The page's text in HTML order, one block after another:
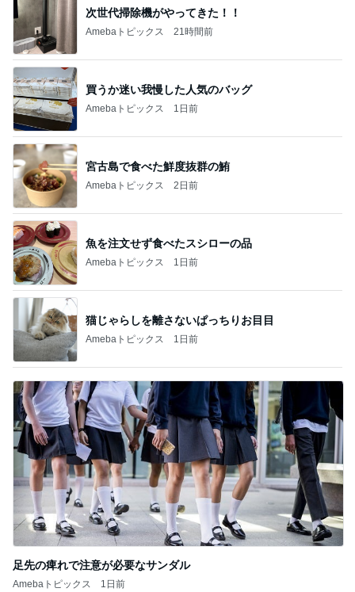
次世代掃除機がやってきた！！
Amebaトピックス 21時間前
買うか迷い我慢した人気のバッグ
Amebaトピックス 1日前
宮古島で食べた鮮度抜群の鮪
Amebaトピックス 2日前
魚を注文せず食べたスシローの品
Amebaトピックス 1日前
猫じゃらしを離さないぱっちりお目目
Amebaトピックス 1日前
足先の痺れで注意が必要なサンダル
Amebaトピックス 1日前